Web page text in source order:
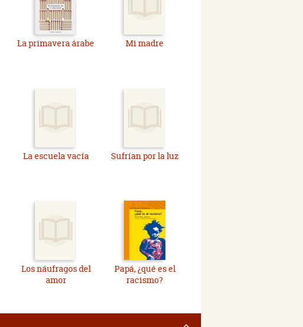
La primavera árabe Mi madre
La escuela vacía Sufrían por la luz
Los náufragos del
amor
Papá, ¿qué es el
racismo?